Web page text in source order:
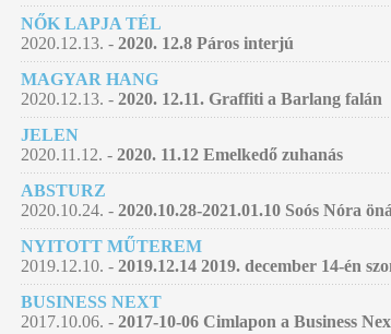
NŐK LAPJA TÉL
2020.12.13. - 2020. 12.8 Páros interjú
MAGYAR HANG
2020.12.13. - 2020. 12.11. Graffiti a Barlang falán
JELEN
2020.11.12. - 2020. 11.12 Emelkedő zuhanás
ABSTURZ
2020.10.24. - 2020.10.28-2021.01.10 Soós Nóra
NYITOTT MŰTEREM
2019.12.10. - 2019.12.14 2019. december 14-én
BUSINESS NEXT
2017.10.06. - 2017-10-06 Cimlapon a Business